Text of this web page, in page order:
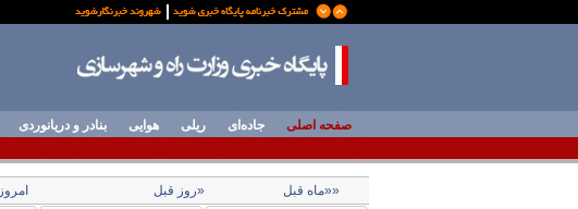
صفحه اصلی جاده‌ای ریلی هوایی بنادر و دریانوردی
««ماه قبل «روز قبل امروز